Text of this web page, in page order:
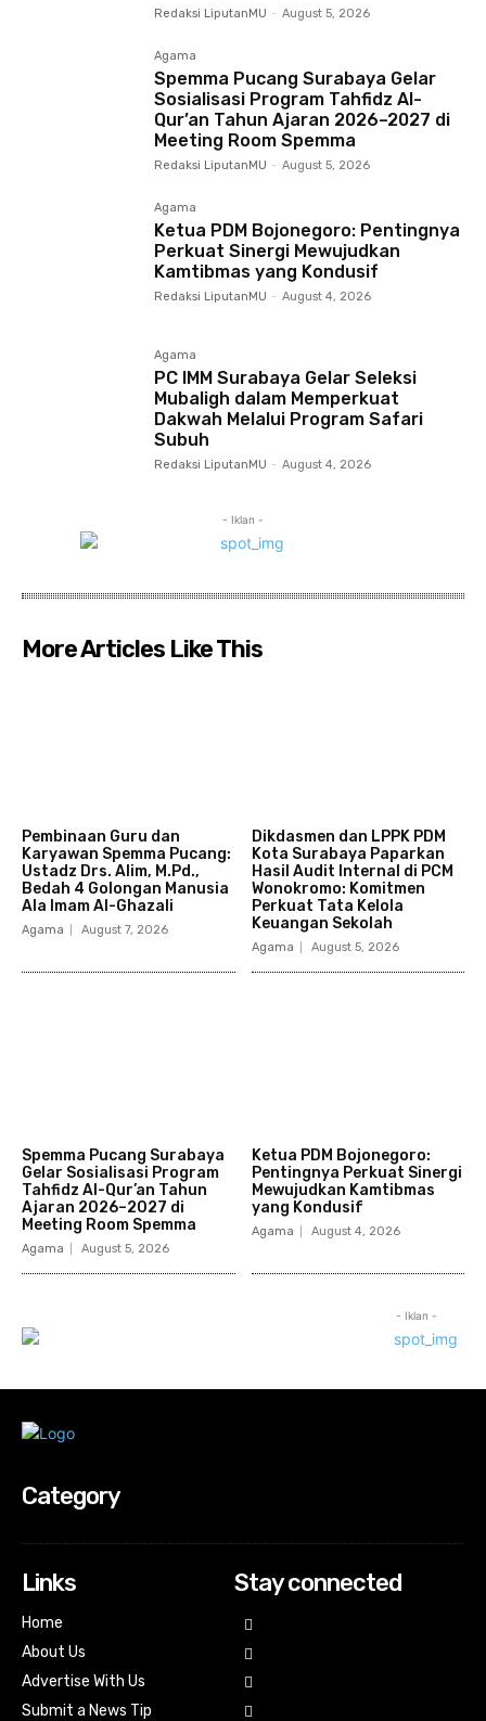
Redaksi LiputanMU - August 5, 2026
Agama
Spemma Pucang Surabaya Gelar
Sosialisasi Program Tahfidz Al-
Qur’an Tahun Ajaran 2026–2027 di
Meeting Room Spemma
Redaksi LiputanMU - August 5, 2026
Agama
Ketua PDM Bojonegoro: Pentingnya
Perkuat Sinergi Mewujudkan
Kamtibmas yang Kondusif
Redaksi LiputanMU - August 4, 2026
Agama
PC IMM Surabaya Gelar Seleksi
Mubaligh dalam Memperkuat
Dakwah Melalui Program Safari
Subuh
Redaksi LiputanMU - August 4, 2026
- Iklan -
More Articles Like This
Pembinaan Guru dan
Karyawan Spemma Pucang:
Ustadz Drs. Alim, M.Pd.,
Bedah 4 Golongan Manusia
Ala Imam Al-Ghazali
Agama August 7, 2026
Dikdasmen dan LPPK PDM
Kota Surabaya Paparkan
Hasil Audit Internal di PCM
Wonokromo: Komitmen
Perkuat Tata Kelola
Keuangan Sekolah
Agama August 5, 2026
Spemma Pucang Surabaya
Gelar Sosialisasi Program
Tahfidz Al-Qur’an Tahun
Ajaran 2026–2027 di
Meeting Room Spemma
Agama August 5, 2026
Ketua PDM Bojonegoro:
Pentingnya Perkuat Sinergi
Mewujudkan Kamtibmas
yang Kondusif
Agama August 4, 2026
- Iklan -
Category
Links
Home
About Us
Advertise With Us
Submit a News Tip
Stay connected